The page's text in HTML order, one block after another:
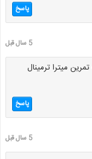
پاسخ
5 سال قبل
میترا ترمینال
پاسخ
5 سال قبل